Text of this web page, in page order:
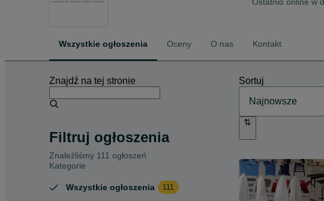
Wszystkie ogłoszenia Oceny O nas Kontakt
Znajdź na tej stronie
Filtruj ogłoszenia
Znaleźliśmy 111 ogłoszeń
Kategorie
Wszystkie ogłoszenia 111
Sortuj